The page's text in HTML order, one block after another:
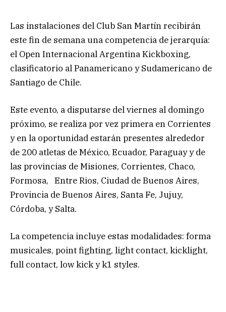
Las instalaciones del Club San Martín recibirán
este fin de semana una competencia de jerarquía:
el Open Internacional Argentina Kickboxing,
clasificatorio al Panamericano y Sudamericano de
Santiago de Chile.
Este evento, a disputarse del viernes al domingo
próximo, se realiza por vez primera en Corrientes
y en la oportunidad estarán presentes alrededor
de 200 atletas de México, Ecuador, Paraguay y de
las provincias de Misiones, Corrientes, Chaco,
Formosa, Entre Rios, Ciudad de Buenos Aires,
Provincia de Buenos Aires, Santa Fe, Jujuy,
Córdoba, y Salta.
La competencia incluye estas modalidades: forma
musicales, point fighting, light contact, kicklight,
full contact, low kick y k1 styles.